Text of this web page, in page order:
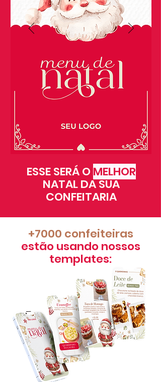
ESSE SERÁ OMELHOR
NATAL DA SUA
CONFEITARIA
+7000 confeiteiras
estão usando nossos
templates:​